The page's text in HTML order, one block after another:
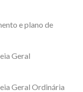
e plano de
Geral
Geral Ordinária